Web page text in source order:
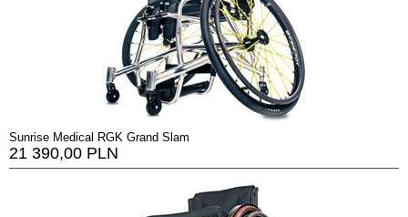
Sunrise Medical RGK Grand Slam
21 390,00 PLN